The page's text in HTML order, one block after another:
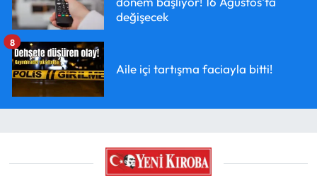
değişecek
Aile içi tartışma faciayla bitti!
8